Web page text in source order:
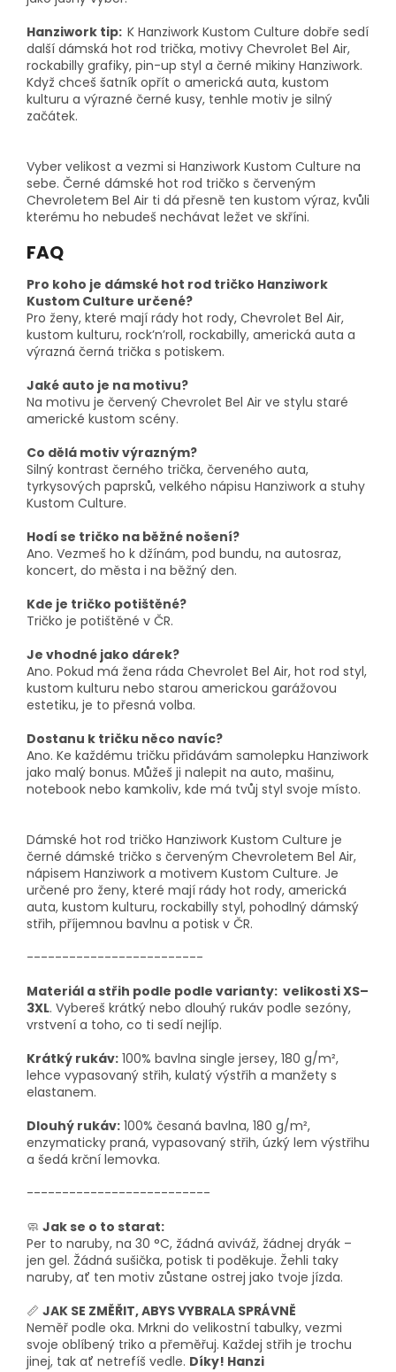
Hanziwork tip: K Hanziwork Kustom Culture dobře sedí
další dámská hot rod trička, motivy Chevrolet Bel Air,
rockabilly grafiky, pin-up styl a černé mikiny Hanziwork.
Když chceš šatník opřít o americká auta, kustom
kulturu a výrazné černé kusy, tenhle motiv je silný
začátek.
Vyber velikost a vezmi si Hanziwork Kustom Culture na
sebe. Černé dámské hot rod tričko s červeným
Chevroletem Bel Air ti dá přesně ten kustom výraz, kvůli
kterému ho nebudeš nechávat ležet ve skříni.
FAQ
Pro koho je dámské hot rod tričko Hanziwork
Kustom Culture určené?
Pro ženy, které mají rády hot rody, Chevrolet Bel Air,
kustom kulturu, rock’n’roll, rockabilly, americká auta a
výrazná černá trička s potiskem.
Jaké auto je na motivu?
Na motivu je červený Chevrolet Bel Air ve stylu staré
americké kustom scény.
Co dělá motiv výrazným?
Silný kontrast černého trička, červeného auta,
tyrkysových paprsků, velkého nápisu Hanziwork a stuhy
Kustom Culture.
Hodí se tričko na běžné nošení?
Ano. Vezmeš ho k džínám, pod bundu, na autosraz,
koncert, do města i na běžný den.
Kde je tričko potištěné?
Tričko je potištěné v ČR.
Je vhodné jako dárek?
Ano. Pokud má žena ráda Chevrolet Bel Air, hot rod styl,
kustom kulturu nebo starou americkou garážovou
estetiku, je to přesná volba.
Dostanu k tričku něco navíc?
Ano. Ke každému tričku přidávám samolepku Hanziwork
jako malý bonus. Můžeš ji nalepit na auto, mašinu,
notebook nebo kamkoliv, kde má tvůj styl svoje místo.
Dámské hot rod tričko Hanziwork Kustom Culture je
černé dámské tričko s červeným Chevroletem Bel Air,
nápisem Hanziwork a motivem Kustom Culture. Je
určené pro ženy, které mají rády hot rody, americká
auta, kustom kulturu, rockabilly styl, pohodlný dámský
střih, příjemnou bavlnu a potisk v ČR.
-------------------------
Materiál a střih podle podle varianty: velikosti XS–
3XL. Vybereš krátký nebo dlouhý rukáv podle sezóny,
vrstvení a toho, co ti sedí nejlíp.
Krátký rukáv: 100% bavlna single jersey, 180 g/m²,
lehce vypasovaný střih, kulatý výstřih a manžety s
elastanem.
Dlouhý rukáv: 100% česaná bavlna, 180 g/m²,
enzymaticky praná, vypasovaný střih, úzký lem výstřihu
a šedá krční lemovka.
--------------------------
🧼 Jak se o to starat:
Per to naruby, na 30 °C, žádná aviváž, žádnej dryák –
jen gel. Žádná sušička, potisk ti poděkuje. Žehli taky
naruby, ať ten motiv zůstane ostrej jako tvoje jízda.
📏 JAK SE ZMĚŘIT, ABYS VYBRALA SPRÁVNĚ
Neměř podle oka. Mrkni do velikostní tabulky, vezmi
svoje oblíbený triko a přeměřuj. Každej střih je trochu
jinej, tak ať netrefíš vedle. Díky! Hanzi